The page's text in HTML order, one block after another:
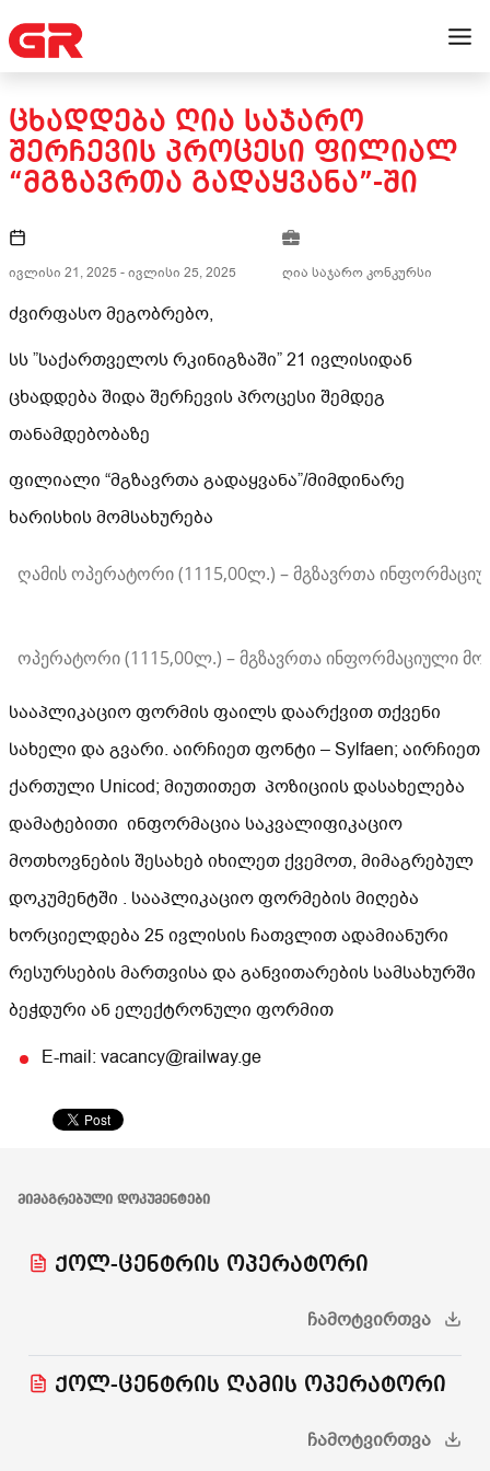
ᲪᲮᲐᲓᲓᲔᲑᲐ ᲦᲘᲐ ᲡᲐᲯᲐᲠᲝ
ᲨᲔᲠᲩᲔᲕᲘᲡ ᲞᲠᲝᲪᲔᲡᲘ ᲤᲘᲚᲘᲐᲚ
“ᲛᲒᲖᲐᲕᲠᲗᲐ ᲒᲐᲓᲐᲧᲕᲐᲜᲐ”-ᲨᲘ
ივლისი 21, 2025 -ივლისი 25, 2025 ღია საჯარო კონკურსი
ძვირფასო მეგობრებო,
სს ”საქართველოს რკინიგზაში” 21 ივლისიდან
ცხადდება შიდა შერჩევის პროცესი შემდეგ
თანამდებობაზე
ფილიალი “მგზავრთა გადაყვანა”/მიმდინარე
ხარისხის მომსახურება
ღამის ოპერატორი (1115,00ლ.) – მგზავრთა
ოპერატორი (1115,00ლ.) – მგზავრთა ინფორმაციული
სააპლიკაციო ფორმის ფაილს დაარქვით თქვენი
სახელი და გვარი. აირჩიეთ ფონტი – Sylfaen; აირჩიეთ
ქართული Unicod; მიუთითეთ პოზიციის დასახელება
დამატებითი ინფორმაცია საკვალიფიკაციო
მოთხოვნების შესახებ იხილეთ ქვემოთ, მიმაგრებულ
დოკუმენტში . სააპლიკაციო ფორმების მიღება
ხორციელდება 25 ივლისის ჩათვლით ადამიანური
რესურსების მართვისა და განვითარების სამსახურში
ბეჭდური ან ელექტრონული ფორმით
E-mail: vacancy@railway.ge
ᲛᲘᲛᲐᲒᲠᲔᲑᲣᲚᲘ ᲓᲝᲙᲣᲛᲔᲜᲢᲔᲑᲘ
ქოლ-ცენტრის ოპერატორი
ᲩᲐᲛᲝᲢᲕᲘᲠᲗᲕᲐ
ქოლ-ცენტრის ღამის ოპერატორი
ᲩᲐᲛᲝᲢᲕᲘᲠᲗᲕᲐ